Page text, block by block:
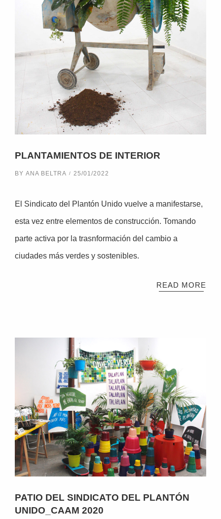
PLANTAMIENTOS DE INTERIOR
BY ANA BELTRA 25/01/2022
El Sindicato del Plantón Unido vuelve a manifestarse,
esta vez entre elementos de construcción. Tomando
parte activa por la trasnformación del cambio a
ciudades más verdes y sostenibles.
READ MORE
PATIO DEL SINDICATO DEL PLANTÓN
UNIDO_CAAM 2020